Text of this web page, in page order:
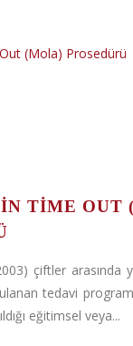
TIME OUT
çiftler arasında
tedavi
eğitimsel veya...